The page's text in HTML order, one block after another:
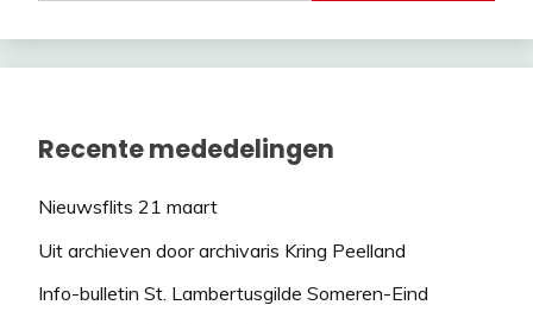
Recente mededelingen
Nieuwsflits 21 maart
Uit archieven door archivaris Kring Peelland
Info-bulletin St. Lambertusgilde Someren-Eind